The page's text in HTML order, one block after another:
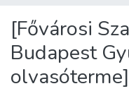
Statistics
About us
[Fővárosi
Budapest
olvasóterme]